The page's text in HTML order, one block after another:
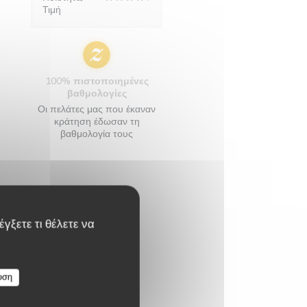
τι θέλετε να
Τιμή
100% πιστοποιημένες
βαθμολογίες
Οι πελάτες μας που έκαναν
κράτηση έδωσαν τη
βαθμολογία τους